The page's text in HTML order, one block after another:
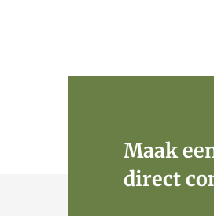
Maak
direct